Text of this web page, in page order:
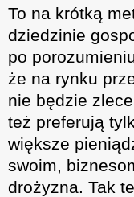
To na krótką
dziedzinie
po
że na rynku
nie będzie
też preferują
większe
swoim,
drożyzna. Tak